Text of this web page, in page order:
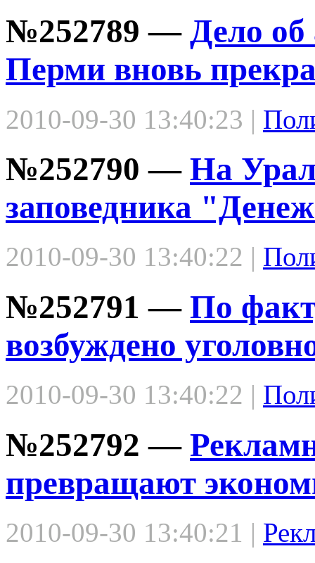
№252789 — Дело об
Перми вновь
2010-09-30 13:40:23 |
№252790 — На
заповедника
2010-09-30 13:40:22 |
№252791 — По
возбуждено
2010-09-30 13:40:22 |
№252792 —
превращают
2010-09-30 13:40:21 |